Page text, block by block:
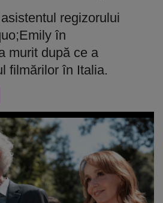
regizorului
în
murit după ce a
filmărilor în Italia.